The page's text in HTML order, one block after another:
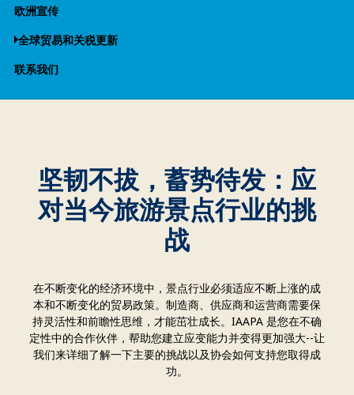
欧洲宣传
全球贸易和关税更新
联系我们
坚韧不拔，蓄势待发：应
对当今旅游景点行业的挑
战
在不断变化的经济环境中，景点行业必须适应不断上涨的成
本和不断变化的贸易政策。制造商、供应商和运营商需要保
持灵活性和前瞻性思维，才能茁壮成长。IAAPA 是您在不确
定性中的合作伙伴，帮助您建立应变能力并变得更加强大--让
我们来详细了解一下主要的挑战以及协会如何支持您取得成
功。